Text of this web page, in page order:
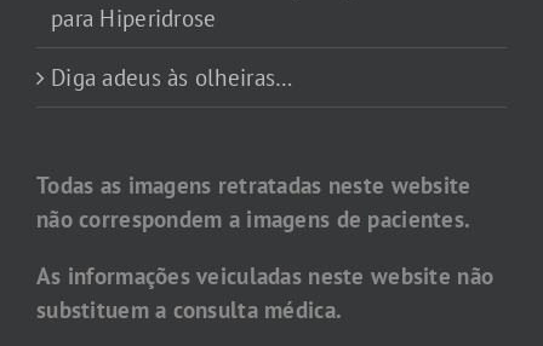
para Hiperidrose
Diga adeus às olheiras…
Todas as imagens retratadas neste website
não correspondem a imagens de pacientes.
As informações veiculadas neste website não
substituem a consulta médica.